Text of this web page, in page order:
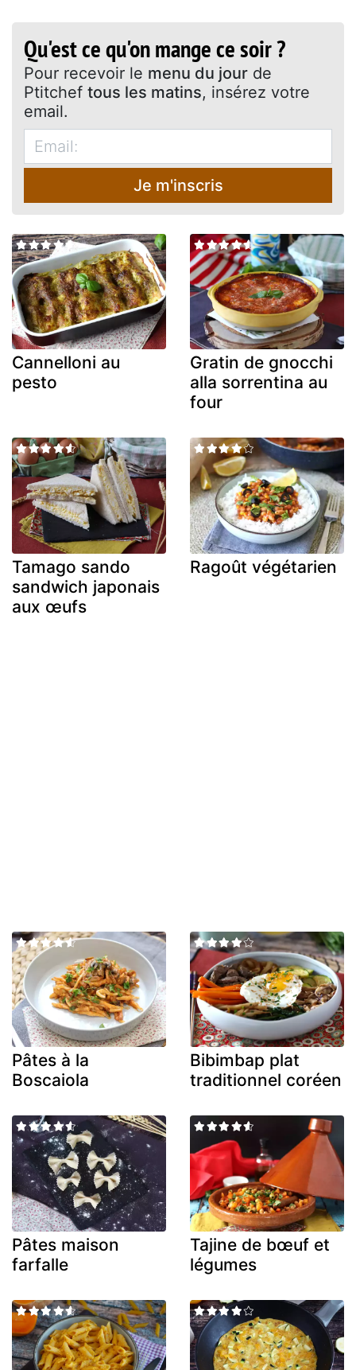
Qu'est ce qu'on mange ce soir ?
Pour recevoir le menu du jour de
Ptitchef tous les matins, insérez votre
email.
Je m'inscris
Cannelloni au
pesto
Gratin de gnocchi
alla sorrentina au
four
Tamago sando
sandwich japonais
aux œufs
Ragoût végétarien
Pâtes à la
Boscaiola
Bibimbap plat
traditionnel coréen
Pâtes maison
farfalle
Tajine de bœuf et
légumes